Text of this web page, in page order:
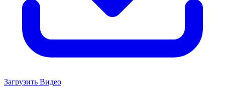
Загрузить Видео